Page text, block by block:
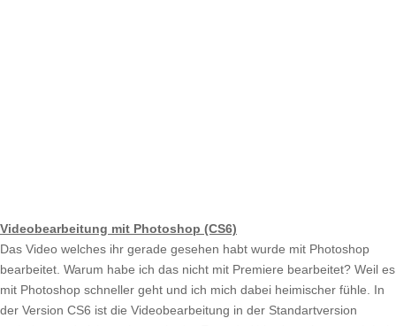
Videobearbeitung mit Photoshop (CS6)
Das Video welches ihr gerade gesehen habt wurde mit Photoshop
bearbeitet. Warum habe ich das nicht mit Premiere bearbeitet? Weil es
mit Photoshop schneller geht und ich mich dabei heimischer fühle. In
der Version CS6 ist die Videobearbeitung in der Standartversion